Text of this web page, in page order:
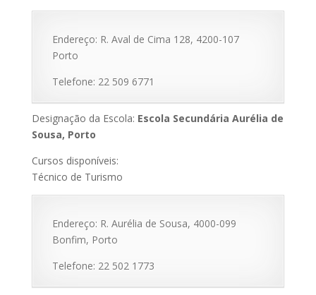
Endereço: R. Aval de Cima 128, 4200-107
Porto
Telefone: 22 509 6771
Designação da Escola: Escola Secundária Aurélia de
Sousa, Porto
Cursos disponíveis:
Técnico de Turismo
Endereço: R. Aurélia de Sousa, 4000-099
Bonfim, Porto
Telefone: 22 502 1773